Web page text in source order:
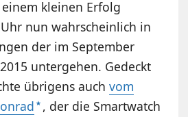
kleinen Erfolg
nun wahrscheinlich in
der im September
untergehen. Gedeckt
übrigens auchvom
, der die Smartwatch